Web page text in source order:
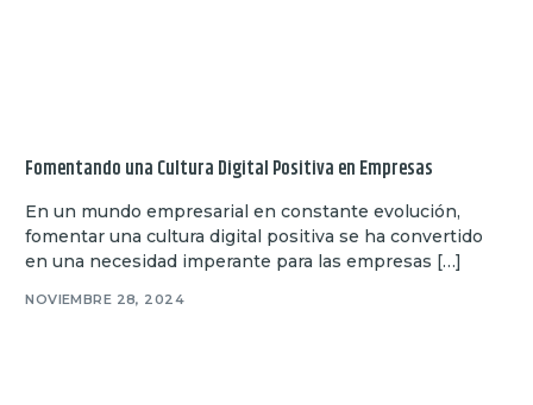
Fomentando una Cultura Digital Positiva en Empresas
En un mundo empresarial en constante evolución,
fomentar una cultura digital positiva se ha convertido
en una necesidad imperante para las empresas […]
NOVIEMBRE 28, 2024